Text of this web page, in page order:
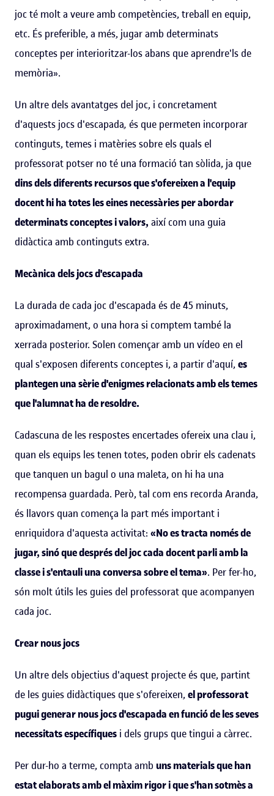
joc té molt a veure amb competències, treball en equip,
etc. És preferible, a més, jugar amb determinats
conceptes per interioritzar-los abans que aprendre'ls de
memòria».
Un altre dels avantatges del joc, i concretament
d'aquests jocs d'escapada, és que permeten incorporar
continguts, temes i matèries sobre els quals el
professorat potser no té una formació tan sòlida, ja que
dins dels diferents recursos que s'ofereixen a l'equip
docent hi ha totes les eines necessàries per abordar
determinats conceptes i valors, així com una guia
didàctica amb continguts extra.
Mecànica dels jocs d'escapada
La durada de cada joc d'escapada és de 45 minuts,
aproximadament, o una hora si comptem també la
xerrada posterior. Solen començar amb un vídeo en el
qual s'exposen diferents conceptes i, a partir d'aquí, es
plantegen una sèrie d'enigmes relacionats amb els temes
que l'alumnat ha de resoldre.
Cadascuna de les respostes encertades ofereix una clau i,
quan els equips les tenen totes, poden obrir els cadenats
que tanquen un bagul o una maleta, on hi ha una
recompensa guardada. Però, tal com ens recorda Aranda,
és llavors quan comença la part més important i
enriquidora d'aquesta activitat: «No es tracta només de
jugar, sinó que després del joc cada docent parli amb la
classe i s'entauli una conversa sobre el tema». Per fer-ho,
són molt útils les guies del professorat que acompanyen
cada joc.
Crear nous jocs
Un altre dels objectius d'aquest projecte és que, partint
de les guies didàctiques que s'ofereixen, el professorat
pugui generar nous jocs d'escapada en funció de les seves
necessitats específiques i dels grups que tingui a càrrec.
Per dur-ho a terme, compta amb uns materials que han
estat elaborats amb el màxim rigor i que s'han sotmès a